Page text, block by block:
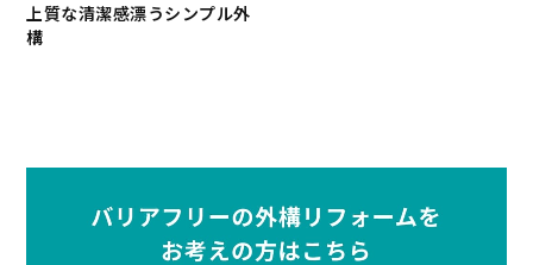
上質な清潔感漂うシンプル外
構